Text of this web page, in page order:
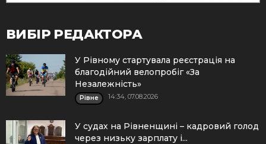
ВИБІР РЕДАКТОРА
У Рівному стартувала реєстрація на
благодійний велопробіг «За
Незалежність»
Рівне 14:34, 07.08.2026
У судах на Рівненщині – кадровий голод
через низьку зарплату і...